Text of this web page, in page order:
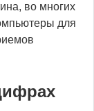
во многих
для